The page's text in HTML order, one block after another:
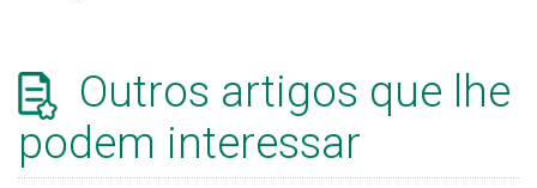
Outros artigos que lhe
podem interessar